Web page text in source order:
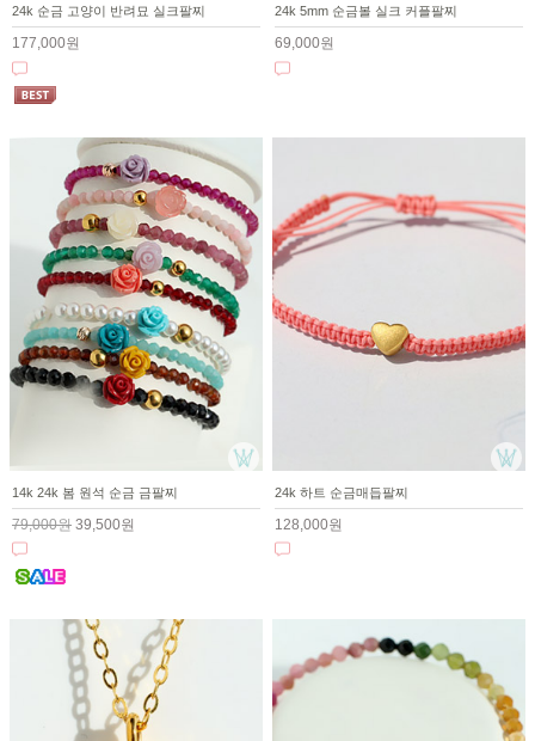
24k 순금 고양이 반려묘 실크팔찌
177,000원
24k 5mm 순금볼 실크 커플팔찌
69,000원
14k 24k 봄 원석 순금 금팔찌
79,000원 39,500원
24k 하트 순금매듭팔찌
128,000원